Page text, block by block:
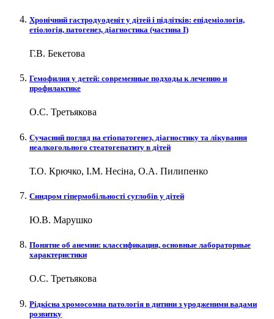
Хронічний гастродуоденіт у дітей і підлітків: епідеміологія,
етіологія, патогенез, діагностика (частина І)
Г.В. Бекетова
Гемофилия у детей: современные подходы к лечению и
профилактике
О.С. Третьякова
Cучасний погляд на етіопатогенез, діагностику та лікування
неалкогольного стеатогепатиту в дітей
Т.О. Крючко, І.М. Несіна, О.А. Пилипенко
Синдром гіпермобільності суглобів у дітей
Ю.В. Марушко
Понятие об анемии: классификация, основные лабораторные
характеристики
О.С. Третьякова
Рідкісна хромосомна патологія в дитини з уродженими вадами
розвитку